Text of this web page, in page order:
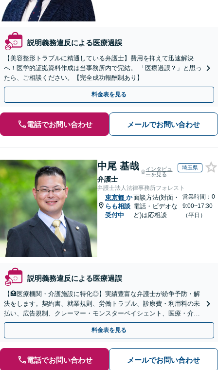
説明義務違反による医療過誤
【美容整形トラブルに精通している弁護士】費用を抑えて迅速解決
へ！医学的証拠資料作成は当事務所内で完結。 「医療過誤？」と思っ
たら、ご相談ください。【完全成功報酬制あり】
料金表を見る
電話でお問い合わせ メールでお問い合わせ
中尾 基哉
弁護士
インタビュ
ーを見る
埼玉県
弁護士法人法律事務所フォレスト
東京都 か
らも相談
受付中
面談方法(対面・
電話・ビデオな
ど)は応相談
営業時間：0
9:00~17:30
（平日）
説明義務違反による医療過誤
【🏥医療機関・介護施設に特化◎】実績豊富な弁護士が紛争予防・解
決をします。契約書、就業規則、労働トラブル、診療費・利用料の未
払い、広告規制、クレーマー・モンスターペイシェント、医療・介護
事故などに対応【顧問契約あり】
料金表を見る
電話でお問い合わせ メールでお問い合わせ